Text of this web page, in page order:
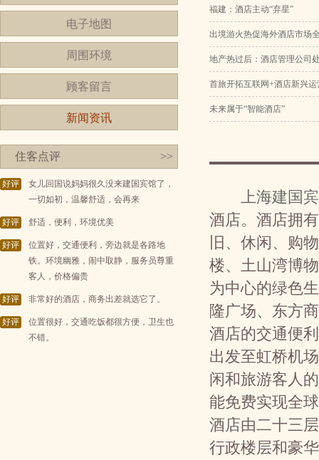
电子地图
周围环境
顾客留言
新闻资讯
住客点评 >>
好评
女儿回国说妈妈很久没来建国宾馆了，
一切如初，温馨舒适，会再来
好评 舒适，便利，环境优美
好评
位置好，交通便利，旁边就是各路地
铁。环境幽雅，闹中取静，服务员尊重
客人，价格偏贵
好评 非常好的酒店，商务出差就选它了。
好评
位置很好，交通吃饭都很方便，卫生也
不错。
福建：酒店主动“弃星”
出境游火热促海外酒店市场
地产热过后：酒店管理公司
首旅开拓互联网+酒店新兴运
未来属于“智能酒店”
上海建国
酒店。酒店拥
旧、休闲、购
楼、土山湾博
为中心的绿色
隆广场、东方
酒店的交通便
出发至虹桥机
闲和旅游客人
能免费实现全
酒店由二十三
行政楼层和豪